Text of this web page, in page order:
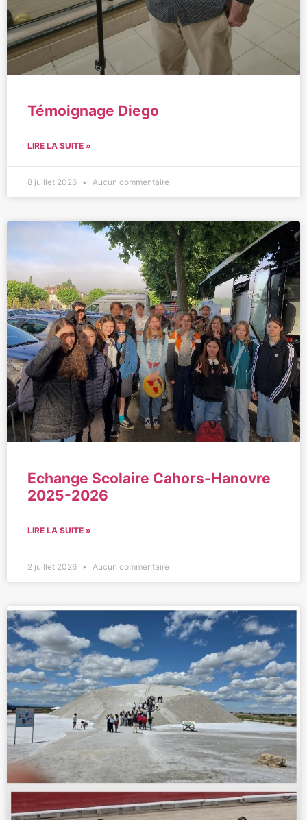
Témoignage Diego
LIRE LA SUITE »
8 juillet 2026 Aucun commentaire
Echange Scolaire Cahors-Hanovre
2025-2026
LIRE LA SUITE »
2 juillet 2026 Aucun commentaire